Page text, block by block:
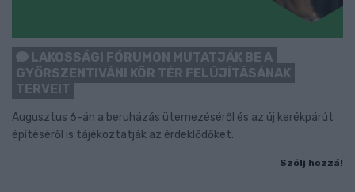
LAKOSSÁGI FÓRUMON MUTATJÁK BE A
GYŐRSZENTIVÁNI KÖR TÉR FELÚJÍTÁSÁNAK
TERVEIT
Augusztus 6-án a beruházás ütemezéséről és az új kerékpárút
építéséről is tájékoztatják az érdeklődőket.
Szólj hozzá!